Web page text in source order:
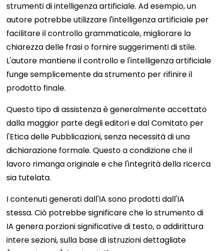
strumenti di intelligenza artificiale. Ad esempio, un
autore potrebbe utilizzare l'intelligenza artificiale per
facilitare il controllo grammaticale, migliorare la
chiarezza delle frasi o fornire suggerimenti di stile.
L'autore mantiene il controllo e l'intelligenza artificiale
funge semplicemente da strumento per rifinire il
prodotto finale.
Questo tipo di assistenza è generalmente accettato
dalla maggior parte degli editori e dal Comitato per
l'Etica delle Pubblicazioni, senza necessità di una
dichiarazione formale. Questo a condizione che il
lavoro rimanga originale e che l'integrità della ricerca
sia tutelata.
I contenuti generati dall'IA sono prodotti dall'IA
stessa. Ciò potrebbe significare che lo strumento di
IA genera porzioni significative di testo, o addirittura
intere sezioni, sulla base di istruzioni dettagliate